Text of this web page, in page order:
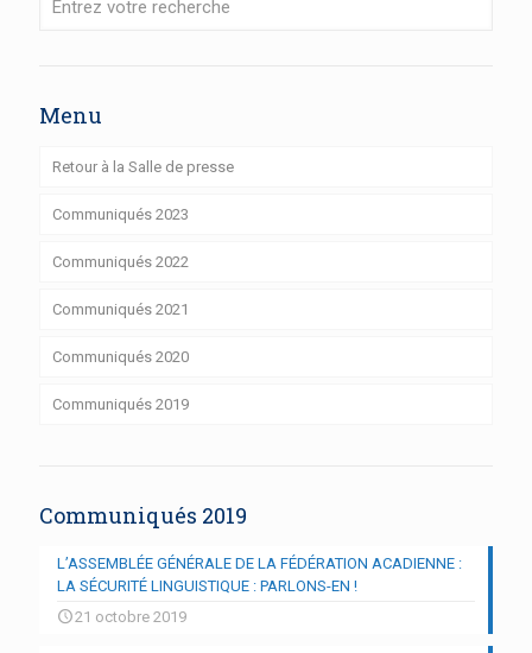
Menu
Retour à la Salle de presse
Communiqués 2023
Communiqués 2022
Communiqués 2021
Communiqués 2020
Communiqués 2019
Communiqués 2019
L’ASSEMBLÉE GÉNÉRALE DE LA FÉDÉRATION ACADIENNE :
LA SÉCURITÉ LINGUISTIQUE : PARLONS-EN !
21 octobre 2019